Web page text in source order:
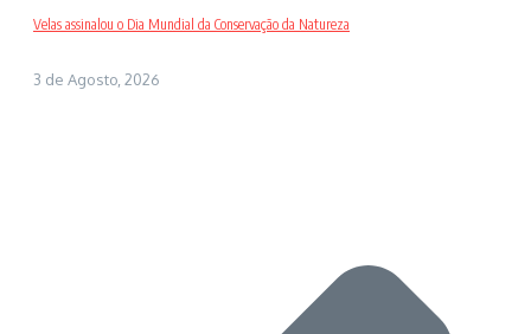
Velas assinalou o Dia Mundial da Conservação da Natureza
3 de Agosto, 2026